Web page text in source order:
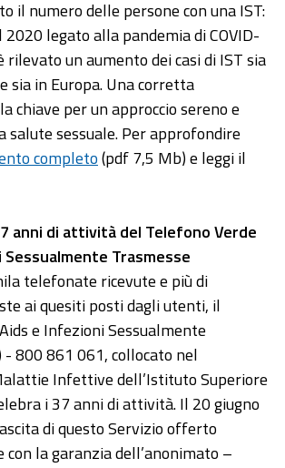
il numero delle persone con una IST:
2020 legato alla pandemia di COVID-
rilevato un aumento dei casi di IST sia
sia in Europa. Una corretta
chiave per un approccio sereno e
salute sessuale. Per approfondire
completo(pdf 7,5 Mb) e leggi il
anni di attività del Telefono Verde
Trasmesse
telefonate ricevute e più di
ai quesiti posti dagli utenti, il
e Infezioni Sessualmente
- 800 861 061, collocato nel
Infettive dell’Istituto Superiore
i 37 anni di attività. Il 20 giugno
di questo Servizio offerto
la garanzia dell’anonimato –